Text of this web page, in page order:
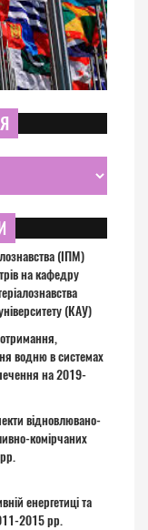
(ІПМ)
на кафедру
(КАУ)
водню в системах
на 2019-
відновлювано-
комірчаних
енергетиці та
2015 рр.